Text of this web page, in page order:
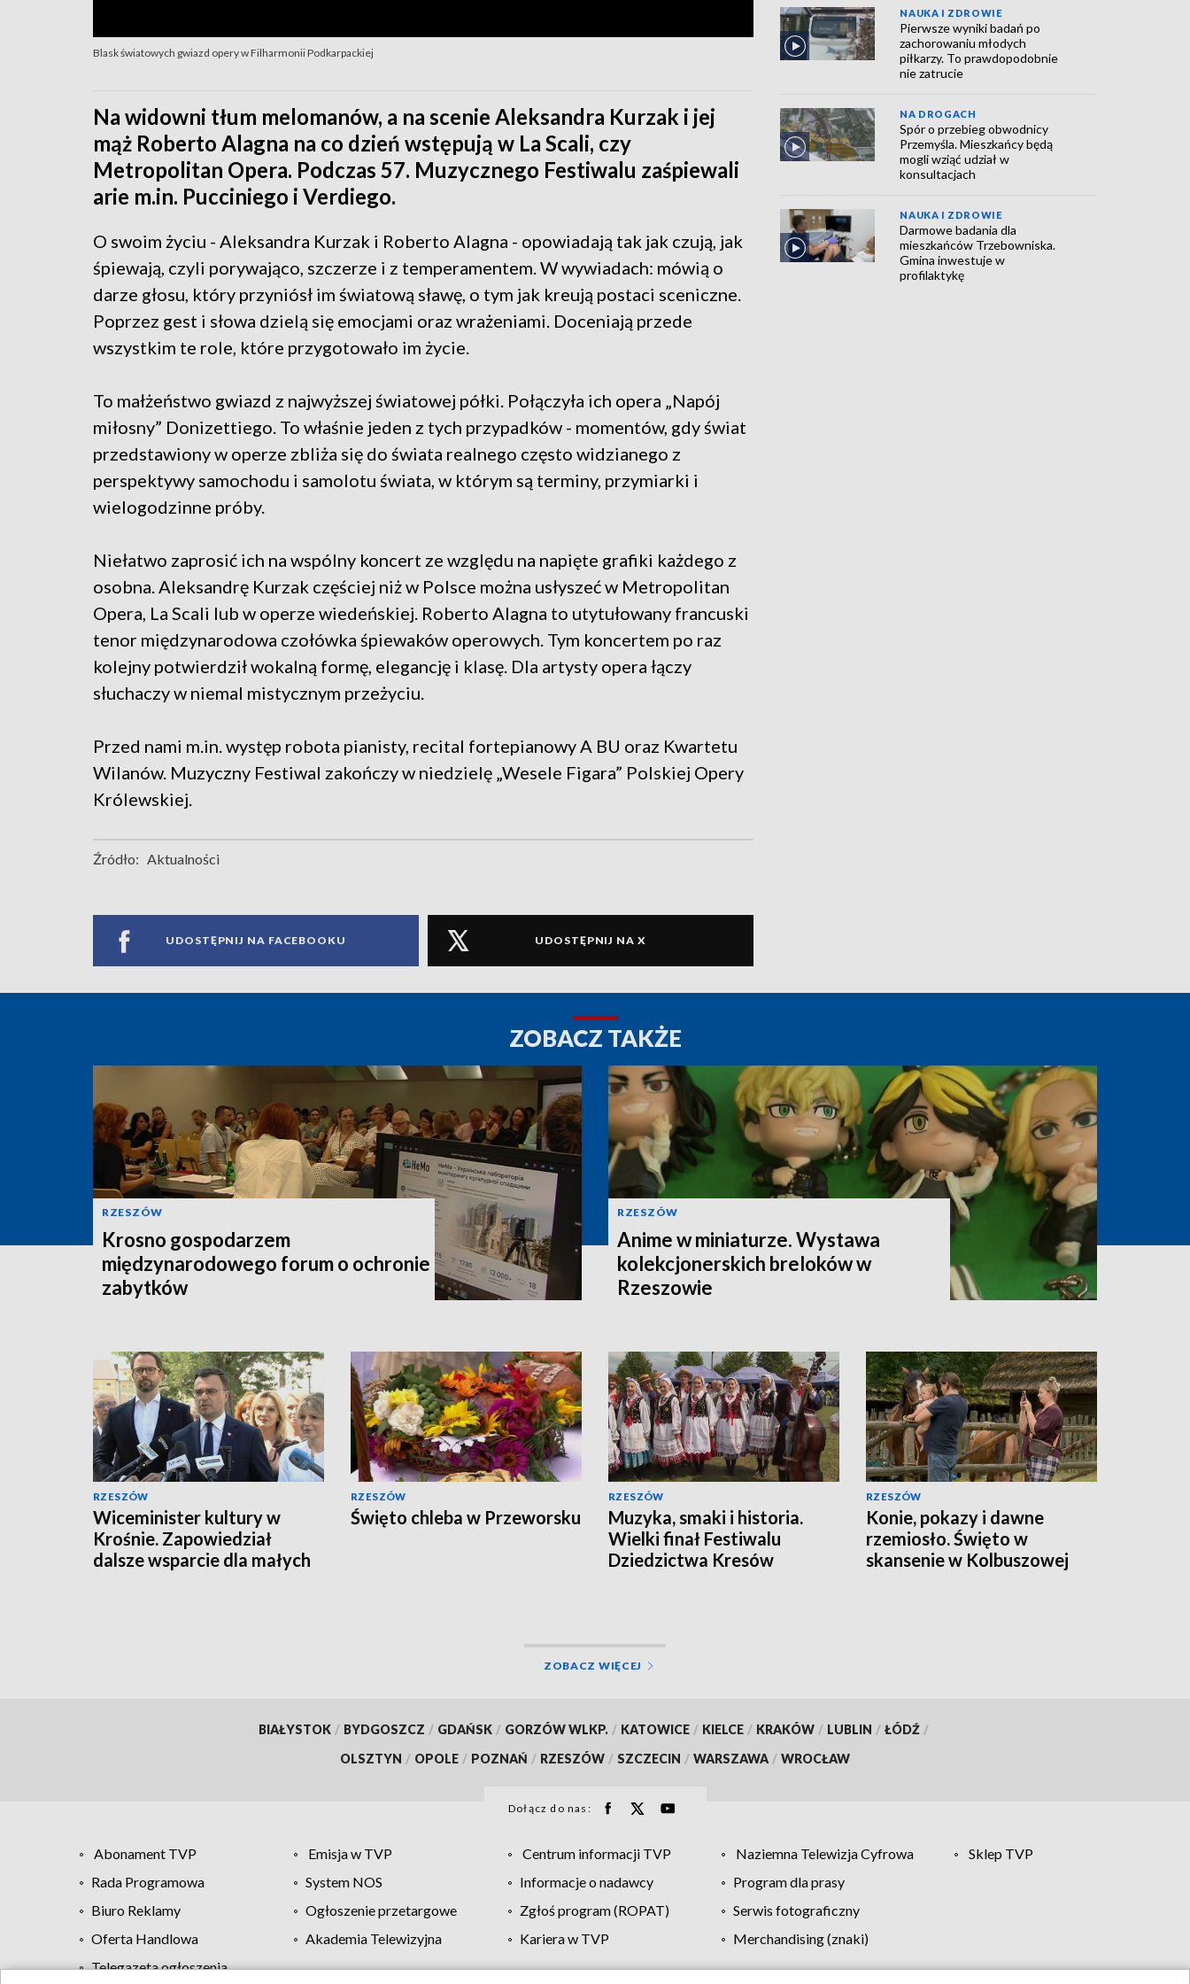
Blask światowych gwiazd opery w Filharmonii Podkarpackiej
Na widowni tłum melomanów, a na scenie Aleksandra Kurzak i jej
mąż Roberto Alagna na co dzień wstępują w La Scali, czy
Metropolitan Opera. Podczas 57. Muzycznego Festiwalu zaśpiewali
arie m.in. Pucciniego i Verdiego.
O swoim życiu - Aleksandra Kurzak i Roberto Alagna - opowiadają tak jak czują, jak
śpiewają, czyli porywająco, szczerze i z temperamentem. W wywiadach: mówią o
darze głosu, który przyniósł im światową sławę, o tym jak kreują postaci sceniczne.
Poprzez gest i słowa dzielą się emocjami oraz wrażeniami. Doceniają przede
wszystkim te role, które przygotowało im życie.
To małżeństwo gwiazd z najwyższej światowej półki. Połączyła ich opera „Napój
miłosny” Donizettiego. To właśnie jeden z tych przypadków - momentów, gdy świat
przedstawiony w operze zbliża się do świata realnego często widzianego z
perspektywy samochodu i samolotu świata, w którym są terminy, przymiarki i
wielogodzinne próby.
Niełatwo zaprosić ich na wspólny koncert ze względu na napięte grafiki każdego z
osobna. Aleksandrę Kurzak częściej niż w Polsce można usłyszeć w Metropolitan
Opera, La Scali lub w operze wiedeńskiej. Roberto Alagna to utytułowany francuski
tenor międzynarodowa czołówka śpiewaków operowych. Tym koncertem po raz
kolejny potwierdził wokalną formę, elegancję i klasę. Dla artysty opera łączy
słuchaczy w niemal mistycznym przeżyciu.
Przed nami m.in. występ robota pianisty, recital fortepianowy A BU oraz Kwartetu
Wilanów. Muzyczny Festiwal zakończy w niedzielę „Wesele Figara” Polskiej Opery
Królewskiej.
Źródło: Aktualności
UDOSTĘPNIJ NA FACEBOOKU UDOSTĘPNIJ NA X
NAUKA I ZDROWIE
Pierwsze wyniki badań po
zachorowaniu młodych
piłkarzy. To prawdopodobnie
nie zatrucie
NA DROGACH
Spór o przebieg obwodnicy
Przemyśla. Mieszkańcy będą
mogli wziąć udział w
konsultacjach
NAUKA I ZDROWIE
Darmowe badania dla
mieszkańców Trzebowniska.
Gmina inwestuje w
profilaktykę
ZOBACZ TAKŻE
RZESZÓW
Krosno gospodarzem
międzynarodowego forum o ochronie
zabytków
RZESZÓW
Anime w miniaturze. Wystawa
kolekcjonerskich breloków w
Rzeszowie
RZESZÓW
Wiceminister kultury w
Krośnie. Zapowiedział
dalsze wsparcie dla małych
RZESZÓW
Święto chleba w Przeworsku
RZESZÓW
Muzyka, smaki i historia.
Wielki finał Festiwalu
Dziedzictwa Kresów
RZESZÓW
Konie, pokazy i dawne
rzemiosło. Święto w
skansenie w Kolbuszowej
ZOBACZ WIĘCEJ
BIAŁYSTOK / BYDGOSZCZ / GDAŃSK / GORZÓW WLKP. / KATOWICE / KIELCE / KRAKÓW / LUBLIN / ŁÓDŹ /
OLSZTYN / OPOLE / POZNAŃ / RZESZÓW / SZCZECIN / WARSZAWA / WROCŁAW
Dołącz do nas:
Abonament TVP Emisja w TVP Centrum informacji TVP Naziemna Telewizja Cyfrowa
Sklep TVP
Rada Programowa
System NOS Informacje o nadawcy
Program dla prasy
Biuro Reklamy
Ogłoszenie przetargowe Zgłoś program (ROPAT)
Serwis fotograficzny
Oferta Handlowa
Akademia Telewizyjna Kariera w TVP
Merchandising (znaki)
Telegazeta ogłoszenia